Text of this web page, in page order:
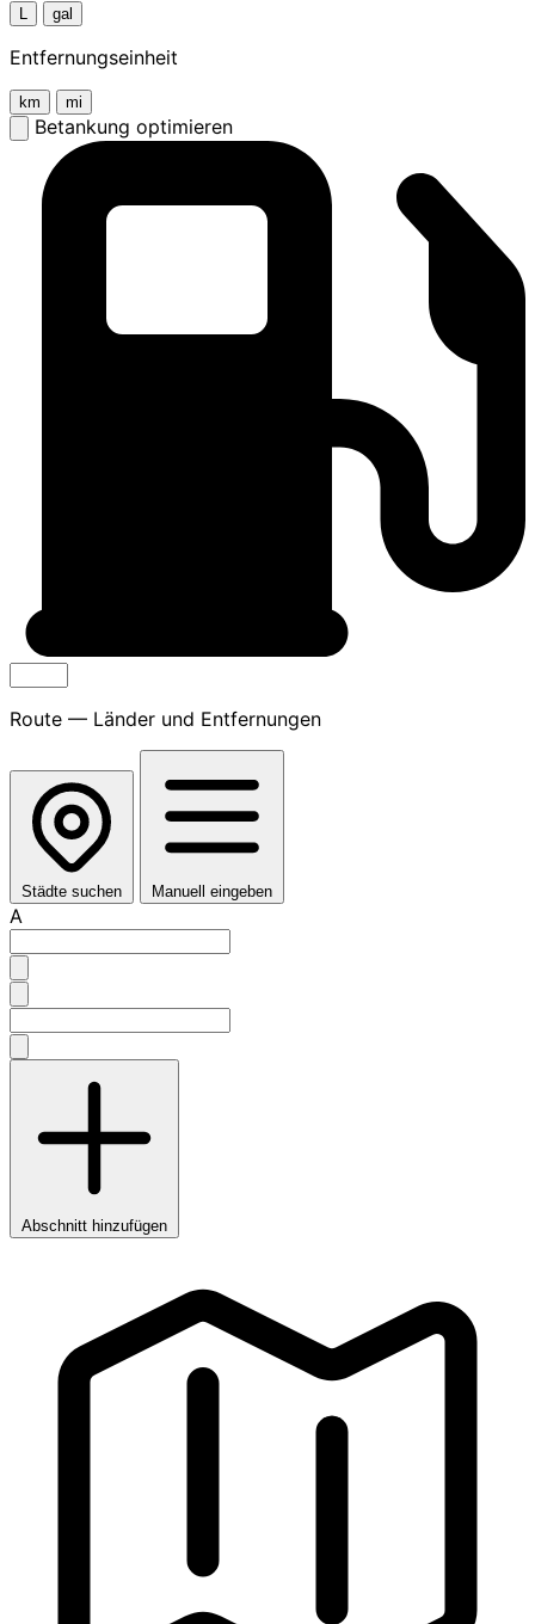
L gal
Entfernungseinheit
km mi
Betankung optimieren
Route — Länder und Entfernungen
Städte suchen Manuell eingeben
A
Abschnitt hinzufügen